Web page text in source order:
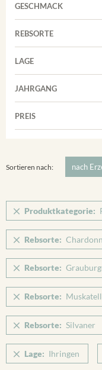
Rosé
Weißwein
GESCHMACK
Trocken
REBSORTE
Chardonnay
Grauburgunder
Riesling
Spätburgunder
LAGE
Achkarrer
Vorderer
Winklerberg
Winklerberg
Ihringen
JAHRGANG
PREIS
Sortieren nach:
Produktkategorie:
Rebsorte:
Rebsorte:
Rebsorte:
Rebsorte: Silvaner
Lage: Ihringen